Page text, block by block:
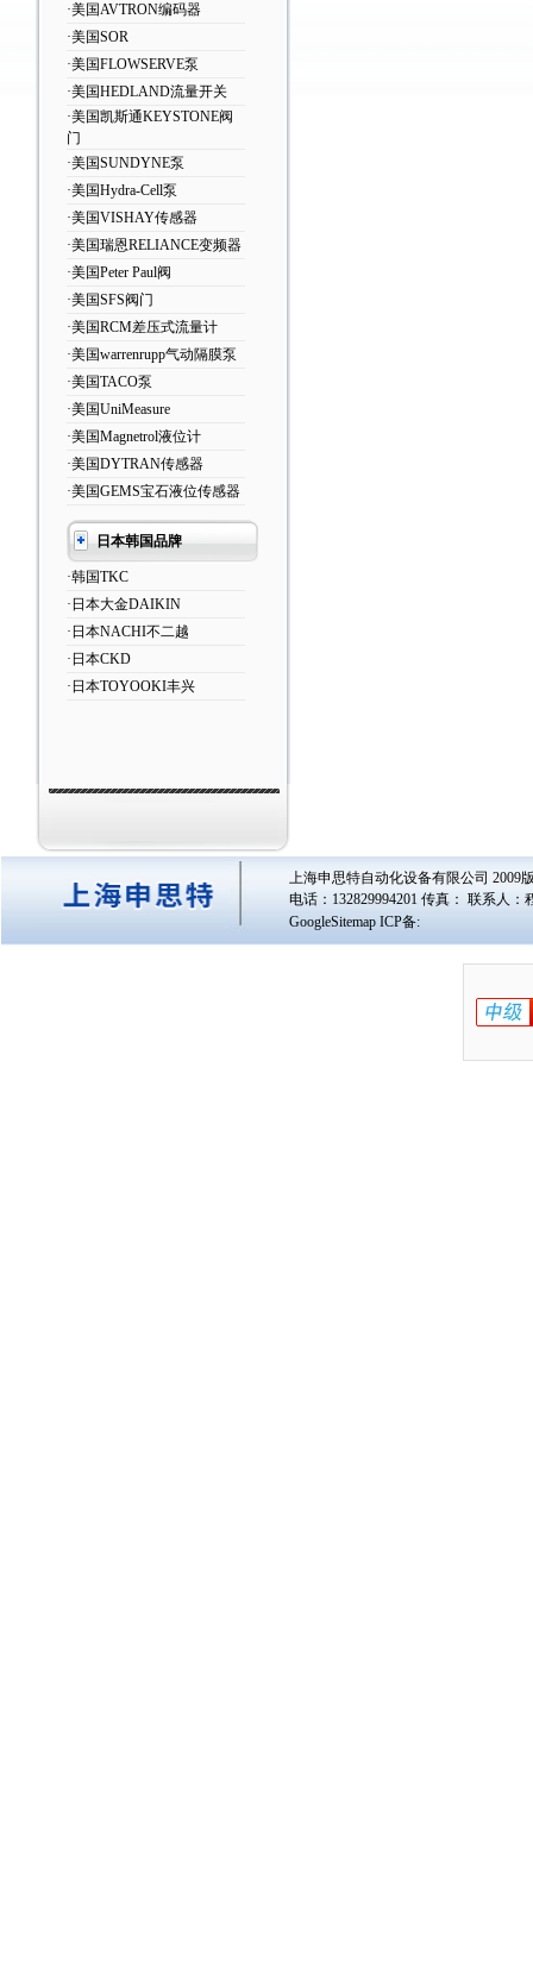
·美国AVTRON编码器
·美国SOR
·美国FLOWSERVE泵
·美国HEDLAND流量开关
·美国凯斯通KEYSTONE阀
门
·美国SUNDYNE泵
·美国Hydra-Cell泵
·美国VISHAY传感器
·美国瑞恩RELIANCE变频器
·美国Peter Paul阀
·美国SFS阀门
·美国RCM差压式流量计
·美国warrenrupp气动隔膜泵
·美国TACO泵
·美国UniMeasure
·美国Magnetrol液位计
·美国DYTRAN传感器
·美国GEMS宝石液位传感器
日本韩国品牌
·韩国TKC
·日本大金DAIKIN
·日本NACHI不二越
·日本CKD
·日本TOYOOKI丰兴
上海申思特自动化设备有限公司 2009
电话：132829994201 传真： 联系人：
GoogleSitemap ICP备: